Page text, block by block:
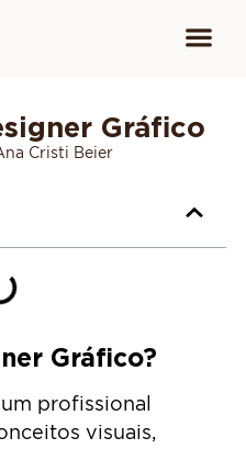
Gráfico
Cristi Beier
Gráfico?
profissional
visuais,